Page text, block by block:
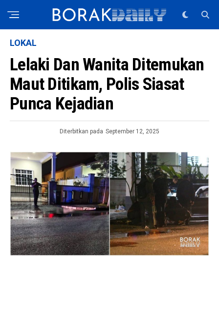
LOKAL
Lelaki Dan Wanita Ditemukan
Maut Ditikam, Polis Siasat
Punca Kejadian
Diterbitkan pada September 12, 2025